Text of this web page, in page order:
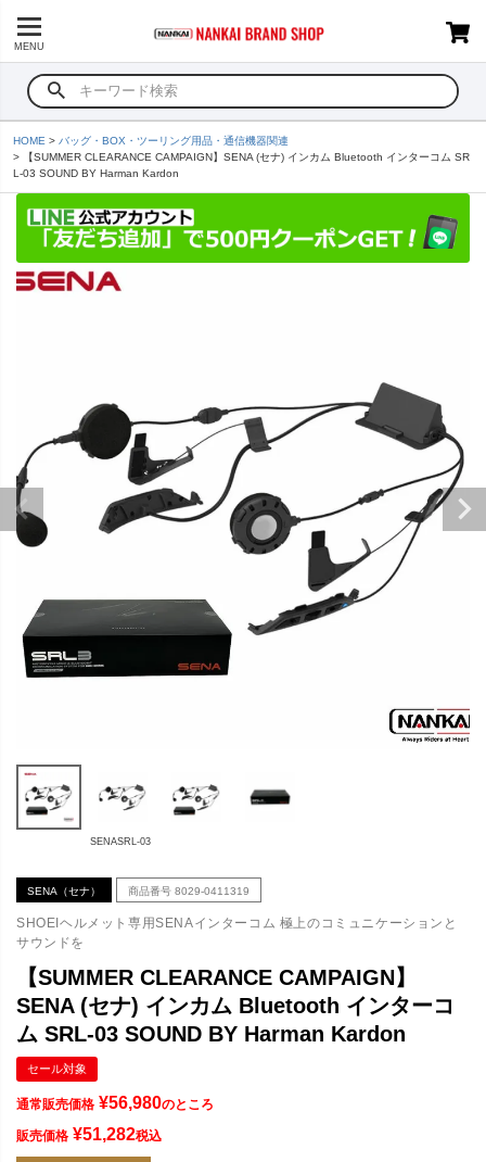
MENU
HOME
バッグ・BOX・ツーリング用品・通信機器関連
【SUMMER CLEARANCE CAMPAIGN】SENA (セナ) インカム Bluetooth インターコム SR
L-03 SOUND BY Harman Kardon
SENASRL-03
SENA（セナ） 商品番号 8029-0411319
SHOEIヘルメット専用SENAインターコム 極上のコミュニケーションと
サウンドを
【SUMMER CLEARANCE CAMPAIGN】
SENA (セナ) インカム Bluetooth インターコ
ム SRL-03 SOUND BY Harman Kardon
セール対象
通常販売価格 ¥56,980のところ
販売価格 ¥51,282税込